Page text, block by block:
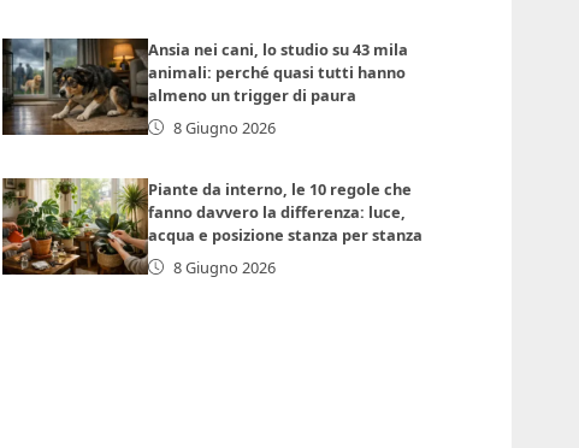
Ansia nei cani, lo studio su 43 mila
animali: perché quasi tutti hanno
almeno un trigger di paura
8 Giugno 2026
Piante da interno, le 10 regole che
fanno davvero la differenza: luce,
acqua e posizione stanza per stanza
8 Giugno 2026